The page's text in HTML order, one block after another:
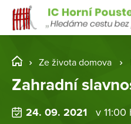
Ze života domova
Zahradní
24. 09. 2021 v 11:00